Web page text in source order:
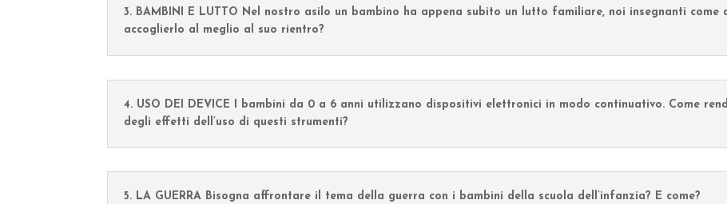
3. BAMBINI E LUTTO Nel nostro asilo un bambino ha appena subito un lutto familiare, noi insegnanti come
accoglierlo al meglio al suo rientro?
4. USO DEI DEVICE I bambini da 0 a 6 anni utilizzano dispositivi elettronici in modo continuativo. Come
degli effetti dell’uso di questi strumenti?
5. LA GUERRA Bisogna affrontare il tema della guerra con i bambini della scuola dell’infanzia? E come?